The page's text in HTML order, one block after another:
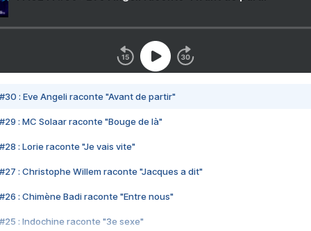
#30 : Eve Angeli raconte "Avant de partir"
#29 : MC Solaar raconte "Bouge de là"
#28 : Lorie raconte "Je vais vite"
#27 : Christophe Willem raconte "Jacques a dit"
#26 : Chimène Badi raconte "Entre nous"
#25 : Indochine raconte "3e sexe"